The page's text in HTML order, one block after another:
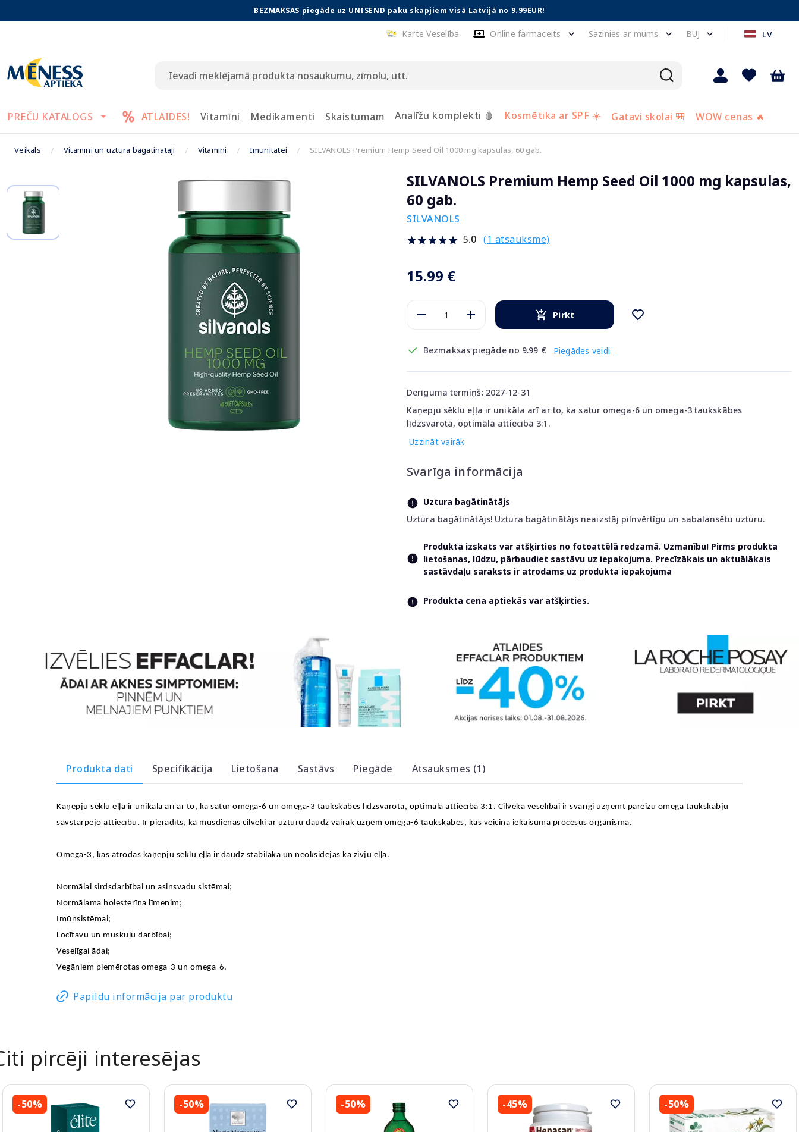
BEZMAKSAS piegāde uz UNISEND paku skapjiem visā Latvijā no 9.99EUR!
Karte Veselība Online farmaceits Sazinies ar mums BUJ LV
PREČU KATALOGS ATLAIDES! Vitamīni Medikamenti Skaistumam Analīžu komplekti 🩸 Kosmētika ar SPF ☀️ Gatavi skolai 🎒 WOW cenas 🔥
Veikals Vitamīni un uztura bagātinātāji Vitamīni Imunitātei SILVANOLS Premium Hemp Seed Oil 1000 mg kapsulas, 60 gab.
SILVANOLS Premium Hemp Seed Oil 1000 mg kapsulas,
60 gab.
SILVANOLS
5.0 (1 atsauksme)
15.99 €
Pirkt
Bezmaksas piegāde no 9.99 € Piegādes veidi
Derīguma termiņš: 2027-12-31
Kaņepju sēklu eļļa ir unikāla arī ar to, ka satur omega-6 un omega-3 taukskābes
līdzsvarotā, optimālā attiecībā 3:1.
Uzzināt vairāk
Svarīga informācija
Uztura bagātinātājs
Uztura bagātinātājs! Uztura bagātinātājs neaizstāj pilnvērtīgu un sabalansētu uzturu.
Produkta izskats var atšķirties no fotoattēlā redzamā. Uzmanību! Pirms produkta
lietošanas, lūdzu, pārbaudiet sastāvu uz iepakojuma. Precīzākais un aktuālākais
sastāvdaļu saraksts ir atrodams uz produkta iepakojuma
Produkta cena aptiekās var atšķirties.
Produkta dati Specifikācija Lietošana Sastāvs Piegāde Atsauksmes (1)
Kaņepju sēklu eļļa ir unikāla arī ar to, ka satur omega-6 un omega-3 taukskābes līdzsvarotā, optimālā attiecībā 3:1. Cilvēka veselībai ir svarīgi uzņemt pareizu omega taukskābju
savstarpējo attiecību. Ir pierādīts, ka mūsdienās cilvēki ar uzturu daudz vairāk uzņem omega-6 taukskābes, kas veicina iekaisuma procesus organismā.
Omega-3, kas atrodās kaņepju sēklu eļļā ir daudz stabilāka un neoksidējas kā zivju eļļa.
Normālai sirdsdarbībai un asinsvadu sistēmai;
Normālama holesterīna līmenim;
Imūnsistēmai;
Locītavu un muskuļu darbībai;
Veselīgai ādai;
Vegāniem piemērotas omega-3 un omega-6.
Papildu informācija par produktu
pircēji interesējas
-50% -50% -50% -45% -50%